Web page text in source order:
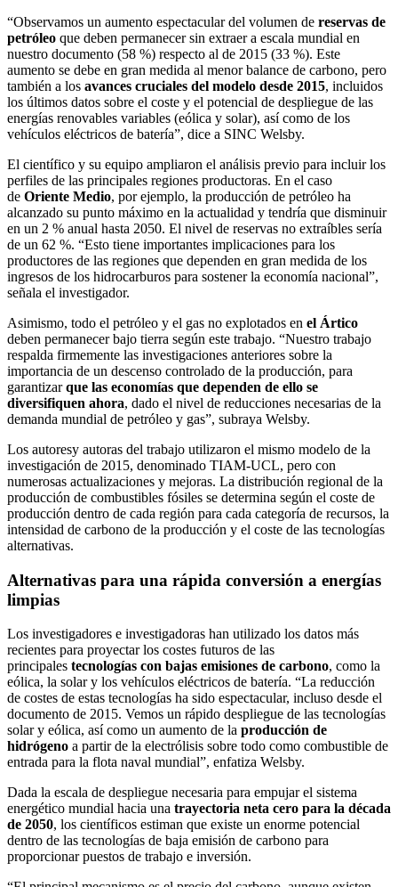
“Observamos un aumento espectacular del volumen de reservas de
petróleo que deben permanecer sin extraer a escala mundial en
nuestro documento (58 %) respecto al de 2015 (33 %). Este
aumento se debe en gran medida al menor balance de carbono, pero
también a los avances cruciales del modelo desde 2015, incluidos
los últimos datos sobre el coste y el potencial de despliegue de las
energías renovables variables (eólica y solar), así como de los
vehículos eléctricos de batería”, dice a SINC Welsby.
El científico y su equipo ampliaron el análisis previo para incluir los
perfiles de las principales regiones productoras. En el caso
de Oriente Medio, por ejemplo, la producción de petróleo ha
alcanzado su punto máximo en la actualidad y tendría que disminuir
en un 2 % anual hasta 2050. El nivel de reservas no extraíbles sería
de un 62 %. “Esto tiene importantes implicaciones para los
productores de las regiones que dependen en gran medida de los
ingresos de los hidrocarburos para sostener la economía nacional”,
señala el investigador.
Asimismo, todo el petróleo y el gas no explotados en el Ártico
deben permanecer bajo tierra según este trabajo. “Nuestro trabajo
respalda firmemente las investigaciones anteriores sobre la
importancia de un descenso controlado de la producción, para
garantizarque las economías que dependen de ello se
diversifiquen ahora, dado el nivel de reducciones necesarias de la
demanda mundial de petróleo y gas”, subraya Welsby.
Los autoresy autoras del trabajo utilizaron el mismo modelo de la
investigación de 2015, denominado TIAM-UCL, pero con
numerosas actualizaciones y mejoras. La distribución regional de la
producción de combustibles fósiles se determina según el coste de
producción dentro de cada región para cada categoría de recursos, la
intensidad de carbono de la producción y el coste de las tecnologías
alternativas.
Alternativas para una rápida conversión a energías
limpias
Los investigadores e investigadoras han utilizado los datos más
recientes para proyectar los costes futuros de las
principales tecnologías con bajas emisiones de carbono, como la
eólica, la solar y los vehículos eléctricos de batería. “La reducción
de costes de estas tecnologías ha sido espectacular, incluso desde el
documento de 2015. Vemos un rápido despliegue de las tecnologías
solar y eólica, así como un aumento de la producción de
hidrógeno a partir de la electrólisis sobre todo como combustible de
entrada para la flota naval mundial”, enfatiza Welsby.
Dada la escala de despliegue necesaria para empujar el sistema
energético mundial hacia una trayectoria neta cero para la década
de 2050, los científicos estiman que existe un enorme potencial
dentro de las tecnologías de baja emisión de carbono para
proporcionar puestos de trabajo e inversión.